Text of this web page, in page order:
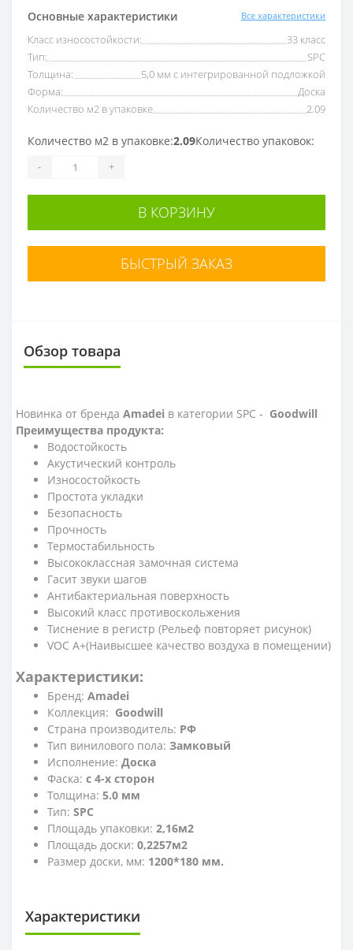
Основные характеристики Все характеристики
Класс износостойкости:
33 класс
Тип:
SPC
Толщина:
5,0 мм с интегрированной подложкой
Форма:
Доска
Количество м2 в упаковке
2.09
Количество м2 в упаковке:2.09Количество упаковок:
- +
В КОРЗИНУ
БЫСТРЫЙ ЗАКАЗ
Обзор товара
Новинка от бренда Amadei в категории SPC - Goodwill
Преимущества продукта:
Водостойкость
Акустический контроль
Износостойкость
Простота укладки
Безопасность
Прочность
Термостабильность
Высококлассная замочная система
Гасит звуки шагов
Антибактериальная поверхность
Высокий класс противоскольжения
Тиснение в регистр (Рельеф повторяет рисунок)
VOC A+(Наивысшее качество воздуха в помещении)
Характеристики:
Бренд: Amadei
Коллекция: Goodwill
Страна производитель: РФ
Тип винилового пола: Замковый
Исполнение: Доска
Фаска: с 4-х сторон
Толщина: 5.0 мм
Тип: SPC
Площадь упаковки: 2,16м2
Площадь доски: 0,2257м2
Размер доски, мм: 1200*180 мм.
Характеристики